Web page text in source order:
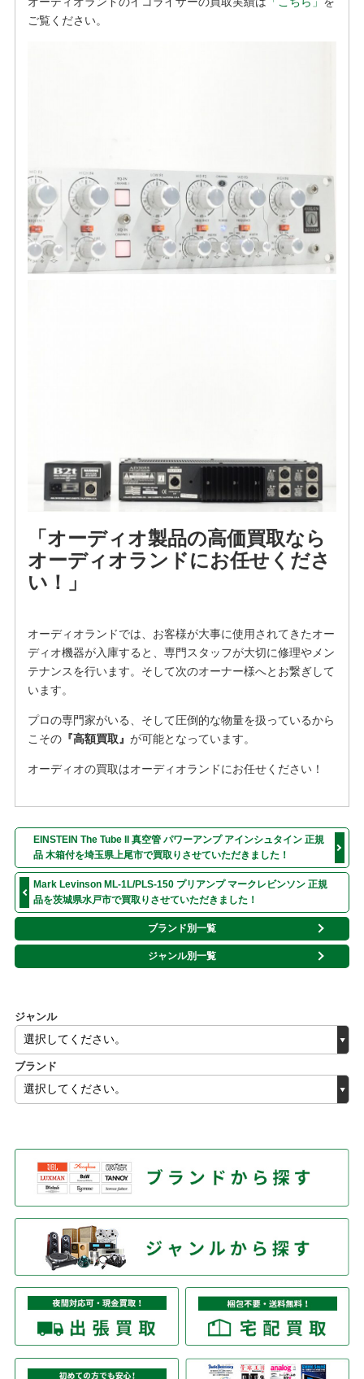
ジャンル
ブランド
ご覧ください。
「オーディオ製品の高価買取なら
オーディオランドにお任せくださ
い！」
オーディオランドでは、お客様が大事に使用されてきたオー
ディオ機器が入庫すると、専門スタッフが大切に修理やメン
テナンスを行います。そして次のオーナー様へとお繋ぎして
います。
プロの専門家がいる、そして圧倒的な物量を扱っているから
こその『高額買取』 が可能となっています。
オーディオの買取はオーディオランドにお任せください！
EINSTEIN The Tube II 真空管 パワーアンプ アインシュタイン 正規
品 木箱付を埼玉県上尾市で買取りさせていただきました！
Mark Levinson ML-1L/PLS-150 プリアンプ マークレビンソン 正規
品を茨城県水戸市で買取りさせていただきました！
ブランド別一覧
ジャンル別一覧